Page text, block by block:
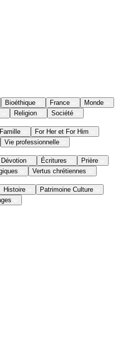
Bioéthique France
Monde
Religion Société
Famille
For Her et For Him
Vie professionnelle
Dévotion Écritures
Prière
Vertus chrétiennes
Histoire
Patrimoine Culture